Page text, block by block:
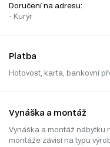
Doručení na adresu:
- Kurýr
Platba
Hotovost, karta, bankovní
Vynáška a montáž
Vynáška a montáž nábytku
montáže závisí na typu